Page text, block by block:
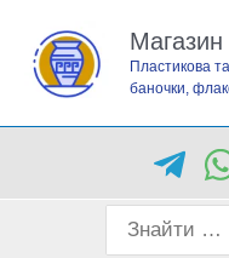
вмісту
Магазин
Пластикова
баночки,
Пошук
для: